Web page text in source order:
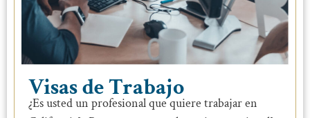
Visas de Trabajo
¿Es usted un profesional que quiere trabajar en